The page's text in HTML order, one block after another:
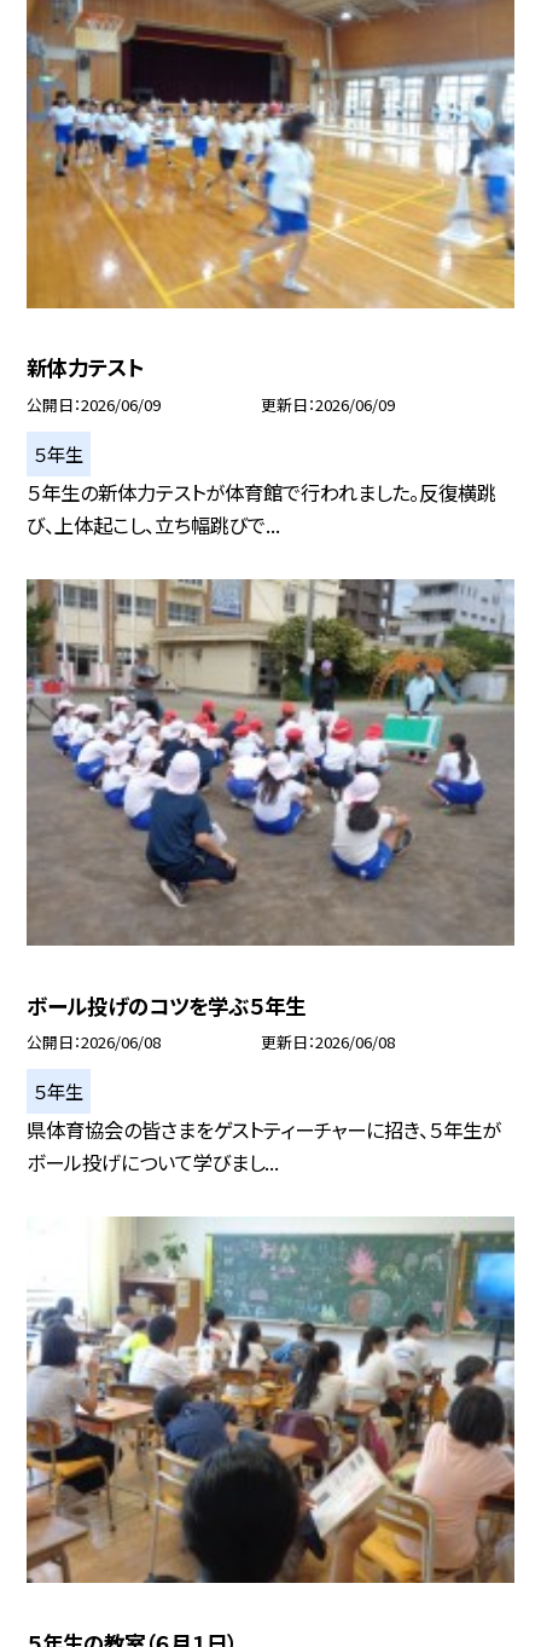
新体力テスト
公開日 2026/06/09 更新日 2026/06/09
５年生
５年生の新体力テストが体育館で行われました。反復横跳
び、上体起こし、立ち幅跳びで...
ボール投げのコツを学ぶ５年生
公開日 2026/06/08 更新日 2026/06/08
５年生
県体育協会の皆さまをゲストティーチャーに招き、５年生が
ボール投げについて学びまし...